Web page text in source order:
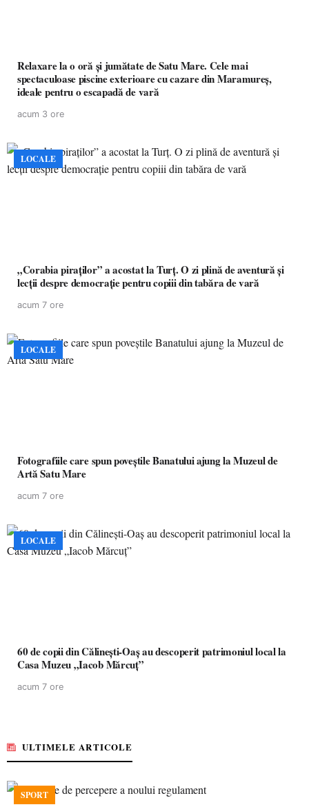
Relaxare la o oră și jumătate de Satu Mare. Cele mai
spectaculoase piscine exterioare cu cazare din Maramureș,
ideale pentru o escapadă de vară
acum 3 ore
LOCALE
„Corabia piraților” a acostat la Turț. O zi plină de aventură și
lecții despre democrație pentru copiii din tabăra de vară
acum 7 ore
LOCALE
Fotografiile care spun poveștile Banatului ajung la Muzeul de
Artă Satu Mare
acum 7 ore
LOCALE
60 de copii din Călinești-Oaș au descoperit patrimoniul local la
Casa Muzeu „Iacob Mărcuț”
acum 7 ore
ULTIMELE ARTICOLE
SPORT